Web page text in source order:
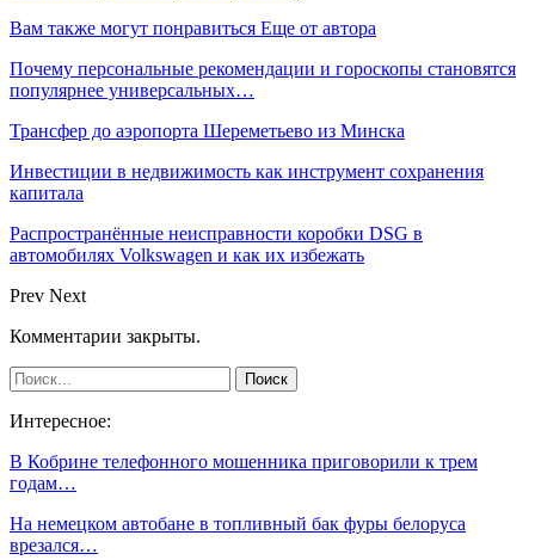
Вам также могут понравиться Еще от автора
Почему персональные рекомендации и гороскопы становятся
популярнее универсальных…
Трансфер до аэропорта Шереметьево из Минска
Инвестиции в недвижимость как инструмент сохранения
капитала
Распространённые неисправности коробки DSG в
автомобилях Volkswagen и как их избежать
Prev Next
Комментарии закрыты.
Интересное:
В Кобрине телефонного мошенника приговорили к трем
годам…
На немецком автобане в топливный бак фуры белоруса
врезался…